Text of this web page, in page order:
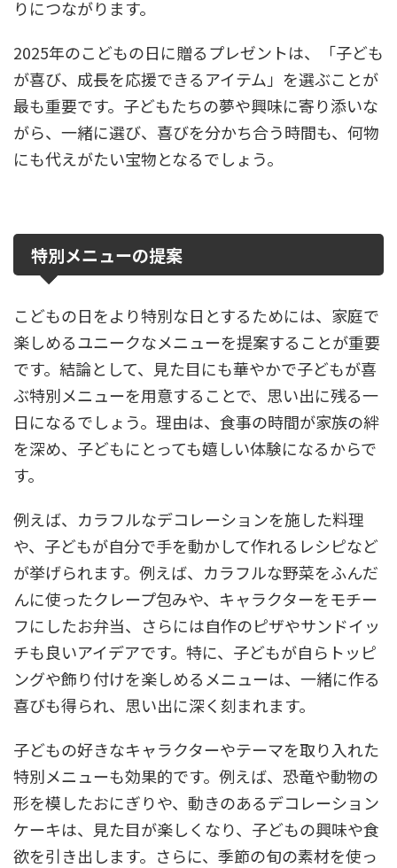
りにつながります。
2025年のこどもの日に贈るプレゼントは、「子ども
が喜び、成長を応援できるアイテム」を選ぶことが
最も重要です。子どもたちの夢や興味に寄り添いな
がら、一緒に選び、喜びを分かち合う時間も、何物
にも代えがたい宝物となるでしょう。
特別メニューの提案
こどもの日をより特別な日とするためには、家庭で
楽しめるユニークなメニューを提案することが重要
です。結論として、見た目にも華やかで子どもが喜
ぶ特別メニューを用意することで、思い出に残る一
日になるでしょう。理由は、食事の時間が家族の絆
を深め、子どもにとっても嬉しい体験になるからで
す。
例えば、カラフルなデコレーションを施した料理
や、子どもが自分で手を動かして作れるレシピなど
が挙げられます。例えば、カラフルな野菜をふんだ
んに使ったクレープ包みや、キャラクターをモチー
フにしたお弁当、さらには自作のピザやサンドイッ
チも良いアイデアです。特に、子どもが自らトッピ
ングや飾り付けを楽しめるメニューは、一緒に作る
喜びも得られ、思い出に深く刻まれます。
子どもの好きなキャラクターやテーマを取り入れた
特別メニューも効果的です。例えば、恐竜や動物の
形を模したおにぎりや、動きのあるデコレーション
ケーキは、見た目が楽しくなり、子どもの興味や食
欲を引き出します。さらに、季節の旬の素材を使っ